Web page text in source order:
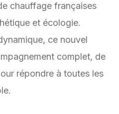
chauffage françaises
et écologie.
ce nouvel
complet, de
répondre à toutes les